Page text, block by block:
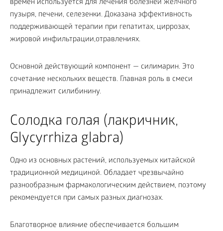
времен используется для лечения болезней желчного
пузыря, печени, селезенки. Доказана эффективность
поддерживающей терапии при гепатитах, циррозах,
жировой инфильтрации,отравлениях.
Основной действующий компонент — силимарин. Это
сочетание нескольких веществ. Главная роль в смеси
принадлежит силибинину.
Солодка голая (лакричник,
Glycyrrhiza glabra)
Одно из основных растений, используемых китайской
традиционной медициной. Обладает чрезвычайно
разнообразным фармакологическим действием, поэтому
рекомендуется при самых разных диагнозах.
Благотворное влияние обеспечивается большим